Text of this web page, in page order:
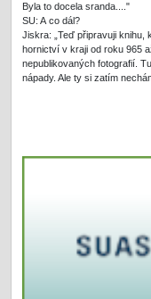
Byla to docela sranda...."
SU: A co dál?
Jiskra: „Teď připravuji knihu,
hornictví v kraji od roku 965
nepublikovaných fotografií.
nápady. Ale ty si zatím